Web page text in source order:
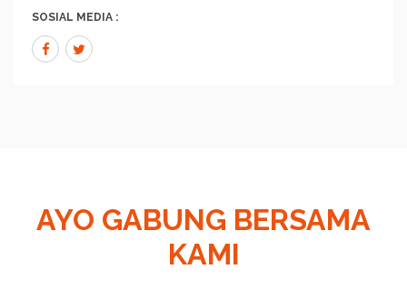
SOSIAL MEDIA :
AYO GABUNG BERSAMA
KAMI